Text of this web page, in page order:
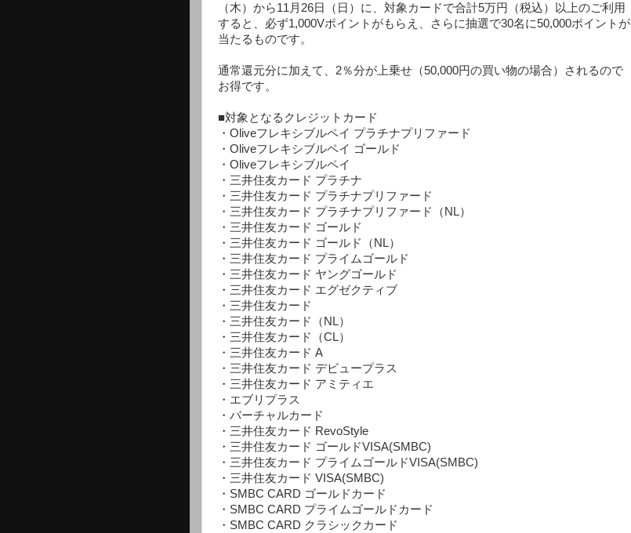
（木）から11月26日（日）に、対象カードで合計5万円（税込）以上のご利用
すると、必ず1,000Vポイントがもらえ、さらに抽選で30名に50,000ポイントが
当たるものです。
通常還元分に加えて、2％分が上乗せ（50,000円の買い物の場合）されるので
お得です。
■対象となるクレジットカード
・Oliveフレキシブルペイ プラチナプリファード
・Oliveフレキシブルペイ ゴールド
・Oliveフレキシブルペイ
・三井住友カード プラチナ
・三井住友カード プラチナプリファード
・三井住友カード プラチナプリファード（NL）
・三井住友カード ゴールド
・三井住友カード ゴールド（NL）
・三井住友カード プライムゴールド
・三井住友カード ヤングゴールド
・三井住友カード エグゼクティブ
・三井住友カード
・三井住友カード（NL）
・三井住友カード（CL）
・三井住友カード A
・三井住友カード デビュープラス
・三井住友カード アミティエ
・エブリプラス
・バーチャルカード
・三井住友カード RevoStyle
・三井住友カード ゴールドVISA(SMBC)
・三井住友カード プライムゴールドVISA(SMBC)
・三井住友カード VISA(SMBC)
・SMBC CARD ゴールドカード
・SMBC CARD プライムゴールドカード
・SMBC CARD クラシックカード